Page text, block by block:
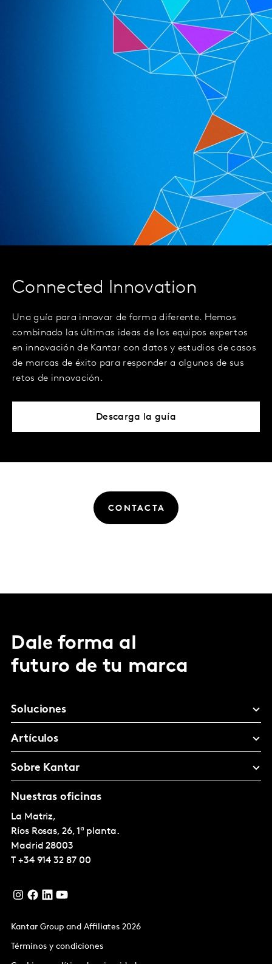
Connected Innovation
Una guía para innovar de forma diferente. Hemos
combinado las últimas ideas de los equipos expertos
en innovación de Kantar con datos y estudios de casos
de marcas de éxito para responder a algunos de sus
retos de innovación.
Descarga la guía
CONTACTA
Dale forma al
futuro de tu marca
Soluciones
Artículos
Sobre Kantar
Nuestras oficinas
La Matriz,
Ríos Rosas, 26, 1ª planta.
Madrid 28003
T +34 914 32 87 00
Kantar Group and Affiliates 2026
Términos y condiciones